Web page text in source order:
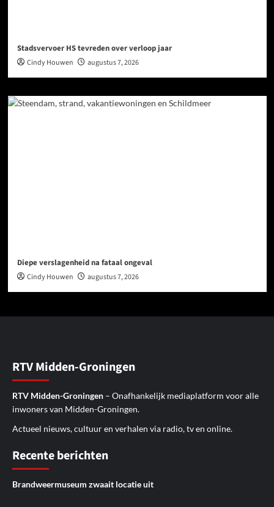
Stadsvervoer HS tevreden over verloop jaar
Cindy Houwen augustus 7, 2026
Diepe verslagenheid na fataal ongeval
Cindy Houwen augustus 7, 2026
RTV Midden-Groningen
RTV Midden-Groningen – Onafhankelijk mediaplatform voor alle
inwoners van Midden-Groningen.
Actueel nieuws, cultuur en verhalen via radio, tv en online.
Recente berichten
Brandweermuseum zwaait locatie uit